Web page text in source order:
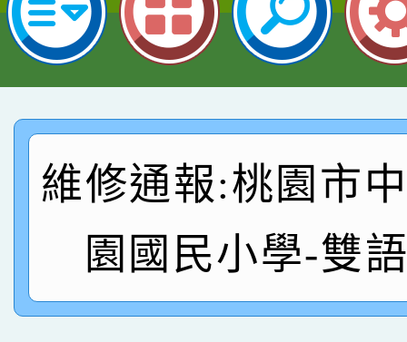
名，指導老師林老師
賽 劉文瑛教師榮獲教
賀！本校參與2026世
市賽榮獲科學小創客佳
創客第三名。
賀！本校參加桃園市中
賽 洪綺君教師榮獲社
名
賀！本校阿巴斯O蜜、
倩參加桃園市科展 國
名 指導老師王老師、
賀！本校四年二班張O
桃園市英語競賽國小朗
賀！本校參加桃園市中
維修通報:桃園市
園國民小學-雙